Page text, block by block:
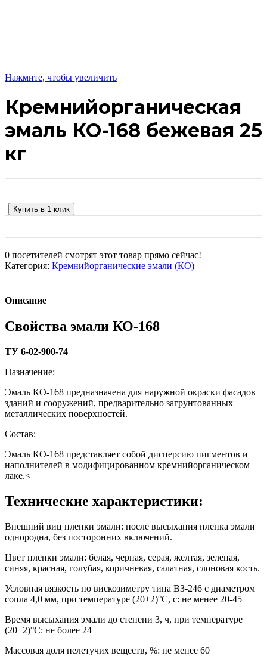
Нажмите, чтобы увеличить
Кремнийорганическая
эмаль КО-168 бежевая 25
кг
Купить в 1 клик
0 посетителей смотрят этот товар прямо сейчас!
Категория: Кремнийорганические эмали (КО)
Описание
Свойства эмали КО-168
ТУ 6-02-900-74
Назначение:
Эмаль КО-168 предназначена для наружной окраски фасадов
зданий и сооружений, предварительно загрунтованных
металлических поверхностей.
Состав:
Эмаль КО-168 представляет собой дисперсию пигментов и
наполнителей в модифицированном кремнийорганическом
лаке.<
Технические характеристики:
Внешний виц пленки эмали: после высыхания пленка эмали
однородна, без посторонних включений.
Цвет пленки эмали: белая, черная, серая, желтая, зеленая,
синяя, красная, голубая, коричневая, салатная, слоновая кость.
Условная вязкость по вискозиметру типа ВЗ-246 с диаметром
сопла 4,0 мм, при температуре (20±2)°C, с: не менее 20-45
Время высыхания эмали до степени 3, ч, при температуре
(20±2)°C: не более 24
Массовая доля нелетучих веществ, %: не менее 60